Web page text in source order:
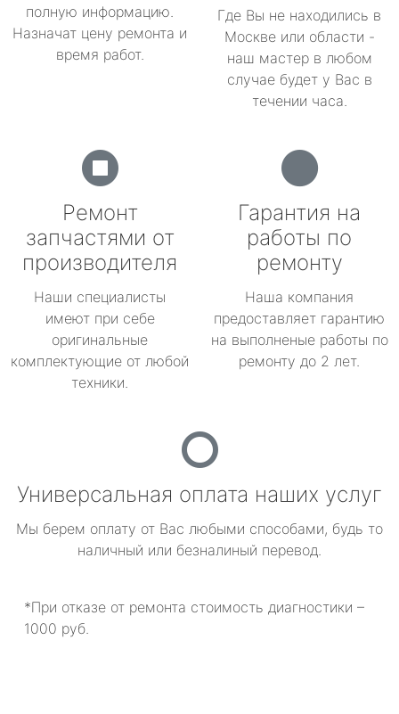
полную информацию.
Назначат цену ремонта и
время работ.
Где Вы не находились в
Москве или области -
наш мастер в любом
случае будет у Вас в
течении часа.
Ремонт
запчастями от
производителя
Наши специалисты
имеют при себе
оригинальные
комплектующие от любой
техники.
Гарантия на
работы по
ремонту
Наша компания
предоставляет гарантию
на выполненые работы по
ремонту до 2 лет.
Универсальная оплата наших услуг
Мы берем оплату от Вас любыми способами, будь то
наличный или безналиный перевод.
*При отказе от ремонта стоимость диагностики –
1000 руб.